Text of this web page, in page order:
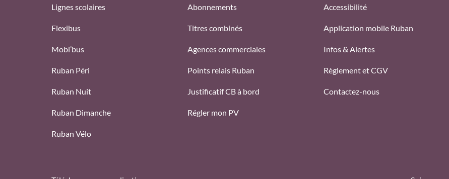
Lignes scolaires
Flexibus
Mobi’bus
Ruban Péri
Ruban Nuit
Ruban Dimanche
Ruban Vélo
Abonnements
Titres combinés
Agences commerciales
Points relais Ruban
Justificatif CB à bord
Régler mon PV
Accessibilité
Application mobile Ruban
Infos & Alertes
Règlement et CGV
Contactez-nous